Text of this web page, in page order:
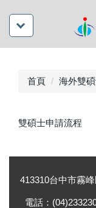
首頁 海外雙
雙碩士申請流程
413310台中市霧
電話：